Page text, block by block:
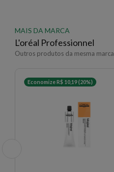
MAIS DA MARCA
L'oréal Professionnel
Outros produtos da mesma marca
Economize R$ 10,19 (20%)